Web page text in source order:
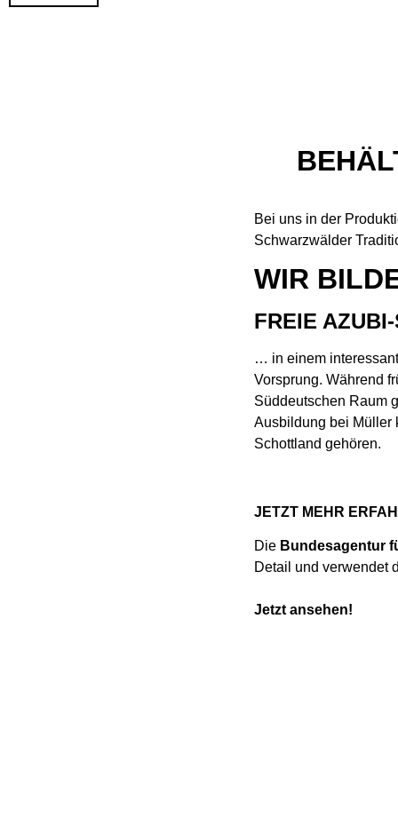
Bei uns in der
Schwarzwälder
WIR
FREIE
… in einem
Vorsprung. Während
Süddeutschen Raum
Ausbildung bei Müller
Schottland gehören.
JETZT MEHR
Die Bundesagentur
Detail und verwendet
Jetzt ansehen!